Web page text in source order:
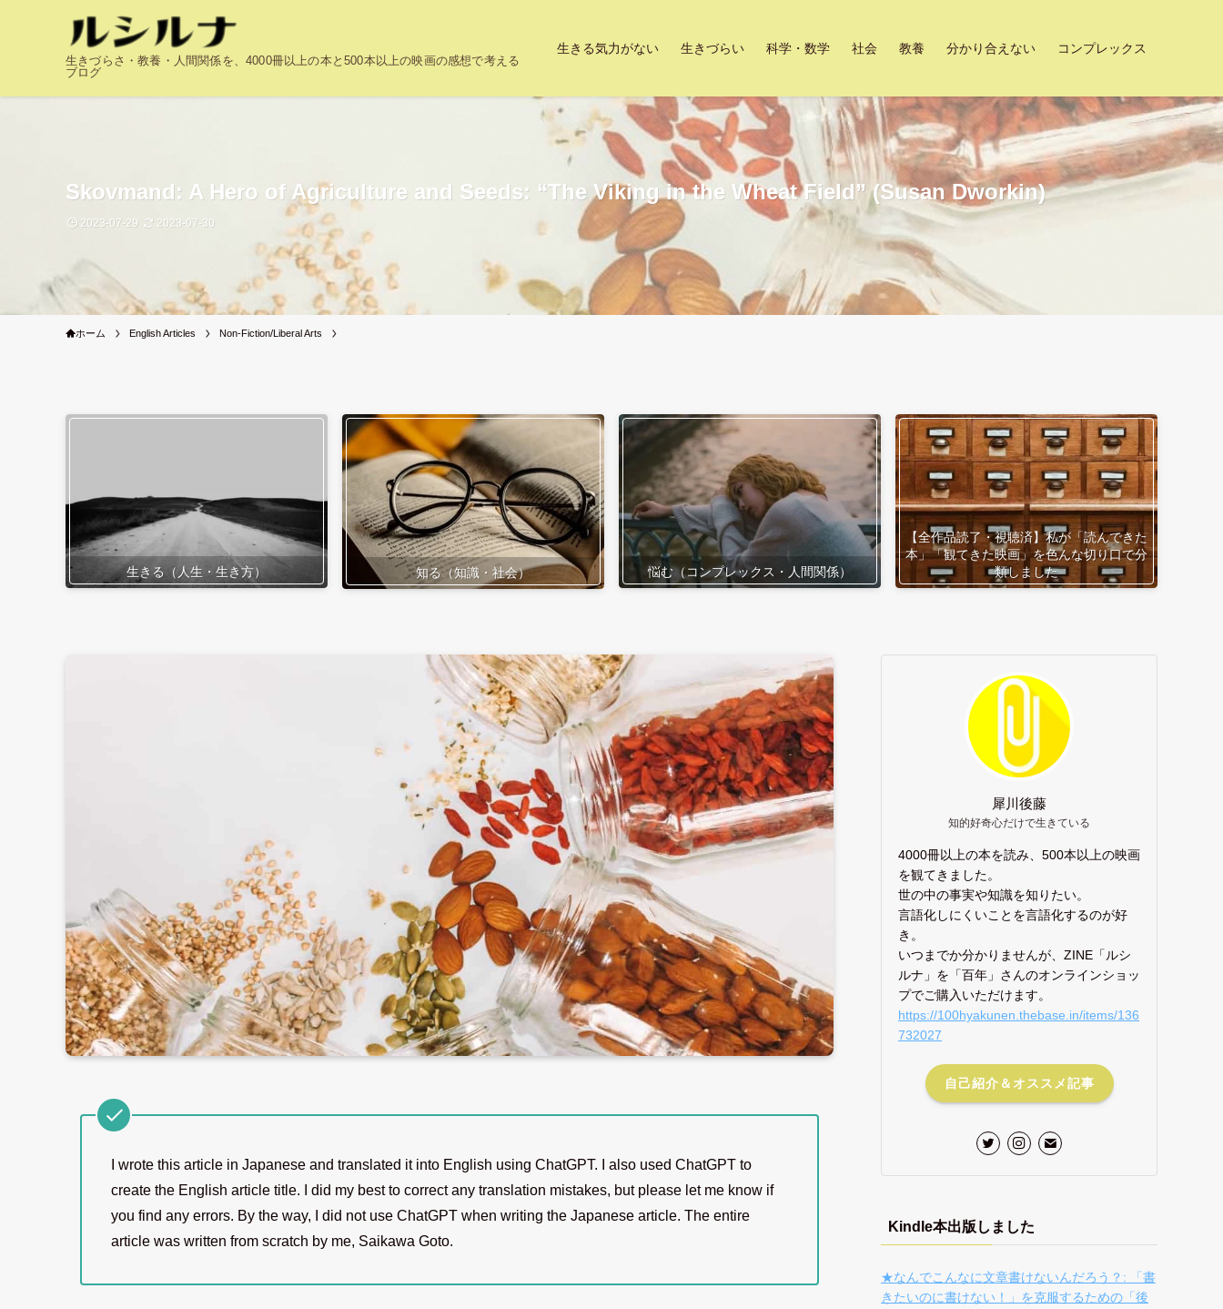
生きづらさ・教養・人間関係を、4000冊以上の本と500本以上の映画の感想で考える
ブログ
生きる気力がない 生きづらい 科学・数学 社会 教養 分かり合えない コンプレックス
Skovmand: A Hero of Agriculture and Seeds: “The Viking in the Wheat Field” (Susan Dworkin)
2023-07-29 2023-07-30
ホーム English Articles Non-Fiction/Liberal Arts
生きる（人生・生き方） 知る（知識・社会） 悩む（コンプレックス・人間関係）
【全作品読了・視聴済】私が「読んできた
本」「観てきた映画」を色んな切り口で分
類しました
I wrote this article in Japanese and translated it into English using ChatGPT. I also used ChatGPT to
create the English article title. I did my best to correct any translation mistakes, but please let me know if
you find any errors. By the way, I did not use ChatGPT when writing the Japanese article. The entire
article was written from scratch by me, Saikawa Goto.
犀川後藤
知的好奇心だけで生きている
4000冊以上の本を読み、500本以上の映画
を観てきました。
世の中の事実や知識を知りたい。
言語化しにくいことを言語化するのが好
き。
いつまでか分かりませんが、ZINE「ルシ
ルナ」を「百年」さんのオンラインショッ
プでご購入いただけます。
https://100hyakunen.thebase.in/items/136
732027
自己紹介＆オススメ記事
Kindle本出版しました
★なんでこんなに文章書けないんだろう？: 「書
きたいのに書けない！」を克服するための「後